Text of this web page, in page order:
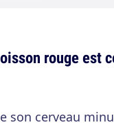
rouge est
son cerveau